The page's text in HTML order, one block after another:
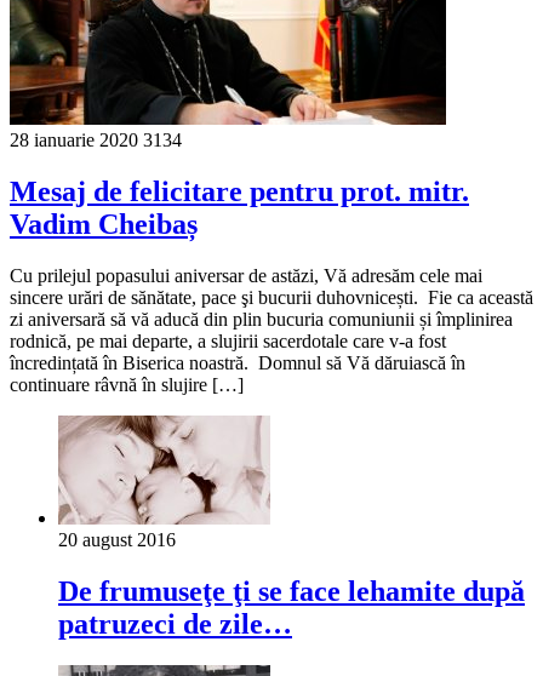
28 ianuarie 2020 3134
Mesaj de felicitare pentru prot. mitr.
Vadim Cheibaș
Cu prilejul popasului aniversar de astăzi, Vă adresăm cele mai
sincere urări de sănătate, pace şi bucurii duhovnicești. Fie ca această
zi aniversară să vă aducă din plin bucuria comuniunii și împlinirea
rodnică, pe mai departe, a slujirii sacerdotale care v-a fost
încredințată în Biserica noastră. Domnul să Vă dăruiască în
continuare râvnă în slujire […]
20 august 2016
De frumuseţe ţi se face lehamite după
patruzeci de zile…